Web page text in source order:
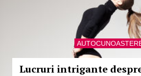
Lucruri intrigante